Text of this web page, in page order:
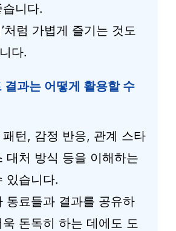
니다.
처럼 가볍게 즐기는 것도
다.
결과는 어떻게 활용할 수
턴, 감정 반응, 관계 스타
대처 방식 등을 이해하는
있습니다.
동료들과 결과를 공유하
돈독히 하는 데에도 도